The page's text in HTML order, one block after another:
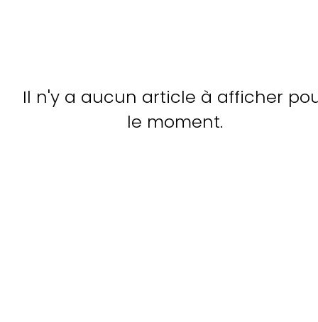
Il n'y a aucun article à afficher
le moment.